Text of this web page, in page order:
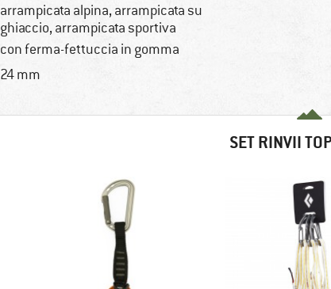
arrampicata alpina, arrampicata su
ghiaccio, arrampicata sportiva
con ferma-fettuccia in gomma
24 mm
SET RINVII